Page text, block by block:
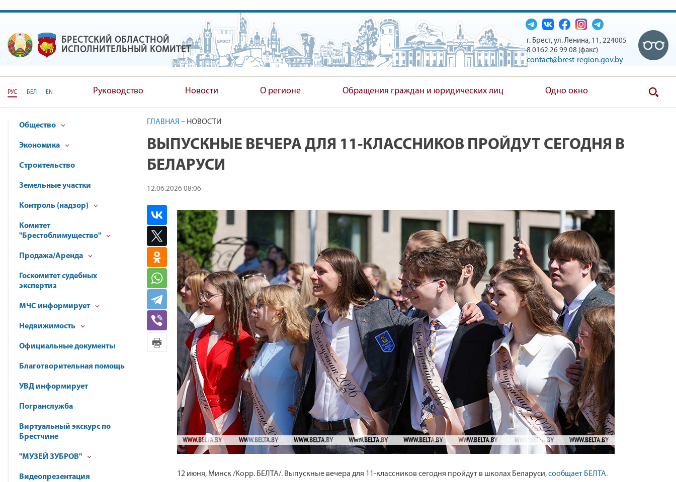
БРЕСТСКИЙ ОБЛАСТНОЙ ИСПОЛНИТЕЛЬНЫЙ КОМИТЕТ
БРЕСТСКИЙ ОБЛАСТНОЙ
ИСПОЛНИТЕЛЬНЫЙ КОМИТЕТ
г. Брест, ул. Ленина, 11, 224005
8 0162 26 99 08 (факс)
contact@brest-region.gov.by
РУС БЕЛ EN Руководство Новости О регионе Обращения граждан и юридических лиц Одно окно
Общество
Экономика
Строительство
Земельные участки
Контроль (надзор)
Комитет
"Брестоблимущество"
Продажа/Аренда
Госкомитет судебных
экспертиз
МЧС информирует
Недвижимость
Официальные документы
Благотворительная помощь
УВД информирует
Погранслужба
Виртуальный экскурс по
Брестчине
"МУЗЕЙ ЗУБРОВ"
Видеопрезентация
ГЛАВНАЯ – НОВОСТИ
ВЫПУСКНЫЕ ВЕЧЕРА ДЛЯ 11-КЛАССНИКОВ ПРОЙДУТ СЕГОДНЯ В
БЕЛАРУСИ
12.06.2026 08:06
12 июня, Минск /Корр. БЕЛТА/. Выпускные вечера для 11-классников сегодня пройдут в школах Беларуси,сообщает БЕЛТА.